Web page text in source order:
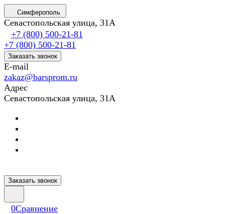
Симферополь
Севастопольская улица, 31А
+7 (800) 500-21-81
+7 (800) 500-21-81
Заказать звонок
E-mail
zakaz@barsprom.ru
Адрес
Севастопольская улица, 31А
Заказать звонок
0Сравнение